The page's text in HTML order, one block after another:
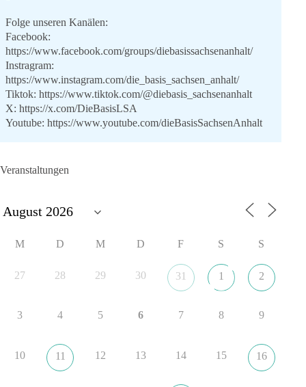
Folge unseren Kanälen:
Facebook:
https://www.facebook.com/groups/diebasissachsenanhalt/
Instragram:
https://www.instagram.com/die_basis_sachsen_anhalt/
Tiktok: https://www.tiktok.com/@diebasis_sachsenanhalt
X: https://x.com/DieBasisLSA
Youtube: https://www.youtube.com/dieBasisSachsenAnhalt
lohnt, dieBasis zu wählen.
22 Auf Facebook ansehen
DieBasis
15 Stunden zuvor
Veranstaltungen
M D M D F S S
27 28 29 30 31 1 2
3 4 5 6 7 8 9
10 11 12 13 14 15 16